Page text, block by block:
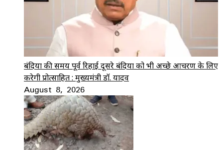
बंदियों की समय पूर्व रिहाई दूसरे बंदियों को भी अच्छे आचरण के लिए
करेगी प्रोत्साहित : मुख्यमंत्री डॉ. यादव
August 8, 2026